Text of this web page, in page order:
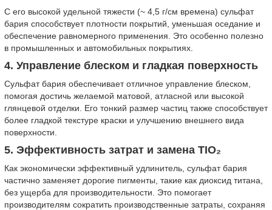
С его высокой удельной тяжести (~ 4,5 г/см времена) сульфат
бария способствует плотности покрытий, уменьшая оседание и
обеспечение равномерного применения. Это особенно полезно
в промышленных и автомобильных покрытиях.
4. Управление блеском и гладкая поверхность
Сульфат бария обеспечивает отличное управление блеском,
помогая достичь желаемой матовой, атласной или высокой
глянцевой отделки. Его тонкий размер частиц также способствует
более гладкой текстуре краски и улучшению внешнего вида
поверхности.
5. Эффективность затрат и замена TIO₂
Как экономически эффективный удлинитель, сульфат бария
частично заменяет дорогие пигменты, такие как диоксид титана,
без ущерба для производительности. Это помогает
производителям сократить производственные затраты, сохраняя